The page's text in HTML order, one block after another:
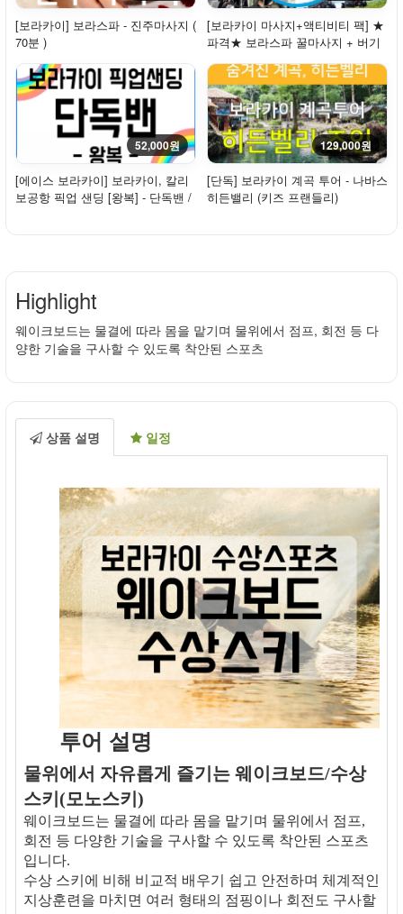
[보라카이] 보라스파 - 진주마사지 (
70분 )
[보라카이 마사지+액티비티 팩] ★
파격★ 보라스파 꿀마사지 + 버기
카
52,000원
[에이스 보라카이] 보라카이, 칼리
보공항 픽업 샌딩 [왕복] - 단독밴 /
129,000원
[단독] 보라카이 계곡 투어 - 나바스
히든밸리 (키즈 프랜들리)
Highlight
웨이크보드는 물결에 따라 몸을 맡기며 물위에서 점프, 회전 등 다
양한 기술을 구사할 수 있도록 착안된 스포츠
상품 설명 일정
투어 설명
물위에서 자유롭게 즐기는 웨이크보드/수상
스키(모노스키)
웨이크보드는 물결에 따라 몸을 맡기며 물위에서 점프,
회전 등 다양한 기술을 구사할 수 있도록 착안된 스포츠
입니다.
수상 스키에 비해 비교적 배우기 쉽고 안전하며 체계적인
지상훈련을 마치면 여러 형태의 점핑이나 회전도 구사할